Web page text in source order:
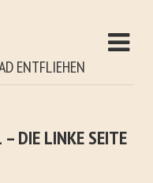
ENTFLIEHEN
DIE LINKE SEITE